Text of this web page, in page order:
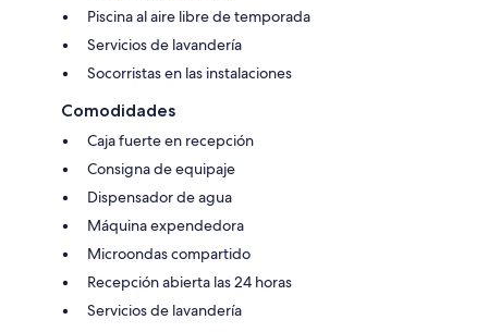
Piscina al aire libre de temporada
Servicios de lavandería
Socorristas en las instalaciones
Comodidades
Caja fuerte en recepción
Consigna de equipaje
Dispensador de agua
Máquina expendedora
Microondas compartido
Recepción abierta las 24 horas
Servicios de lavandería